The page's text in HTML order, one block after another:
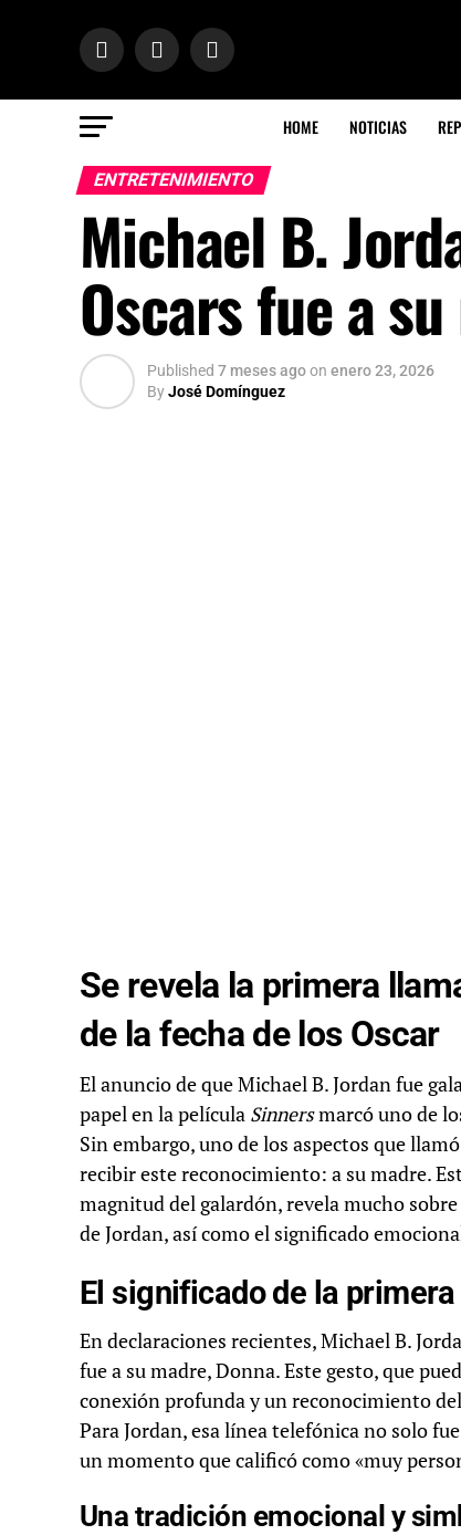
HOME NOTICIAS
ENTRETENIMIENTO
Michael B.
Oscars fue a
Published 7 meses agoon enero 23, 2026
ByJosé Domínguez
Se revela la primera
de la fecha de los Oscar
El anuncio de que Michael B. Jordan fue
papel en la película Sinnersmarcó uno de
Sin embargo, uno de los aspectos que
recibir este reconocimiento: a su madre.
magnitud del galardón, revela mucho
de Jordan, así como el significado
El significado de la
En declaraciones recientes, Michael B.
fue a su madre, Donna. Este gesto, que
conexión profunda y un reconocimiento
Para Jordan, esa línea telefónica no solo
un momento que calificó como «muy
Una tradición emocional y